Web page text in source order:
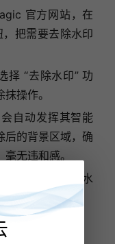
官方网站，在
把需要去除水印
择 “去除水印” 功
操作。
自动发挥其智能
后的背景区域，确
无违和感。
，将处理好的无水